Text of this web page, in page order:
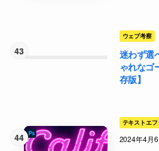
ウェブ考察
迷わず選
ゃれなゴ
存版】
テキストエ
2024年4月6